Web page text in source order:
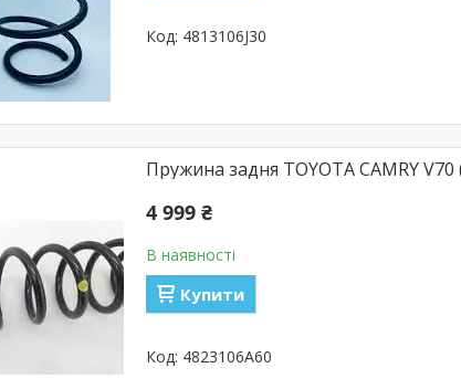
4813106J30
Пружина задня TOYOTA CAMRY
4 999 ₴
В наявності
Купити
4823106A60